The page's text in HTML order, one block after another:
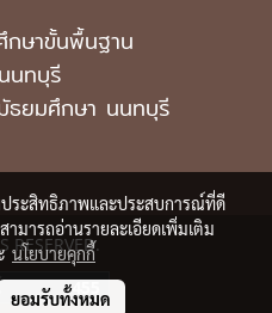
กษาขั้นพื้นฐาน
นทบุรี
ธยมศึกษา นนทบุรี
RESERVED.
455
ประสิทธิภาพและประสบการณ์ที่ดี
ามารถอ่านรายละเอียดเพิ่มเติม
นโยบายคุกกี้
ยอมรับทั้งหมด